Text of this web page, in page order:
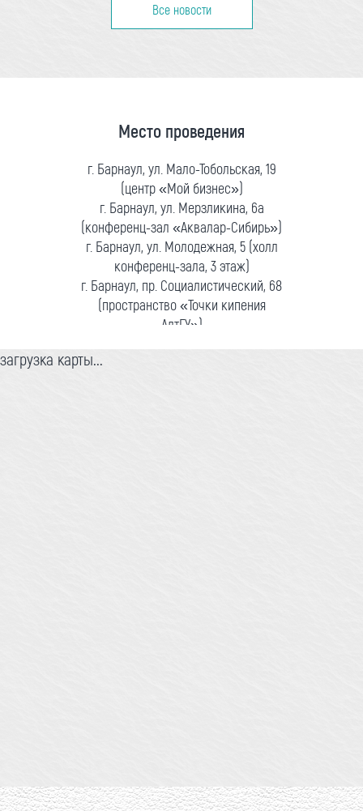
Все новости
Место проведения
г. Барнаул, ул. Мало-Тобольская, 19
(центр «Мой бизнес»)
г. Барнаул, ул. Мерзликина, 6а
(конференц-зал «Аквалар-Сибирь»)
г. Барнаул, ул. Молодежная, 5 (холл
конференц-зала, 3 этаж)
г. Барнаул, пр. Социалистический, 68
(пространство «Точки кипения
АлтГУ»)
загрузка карты...